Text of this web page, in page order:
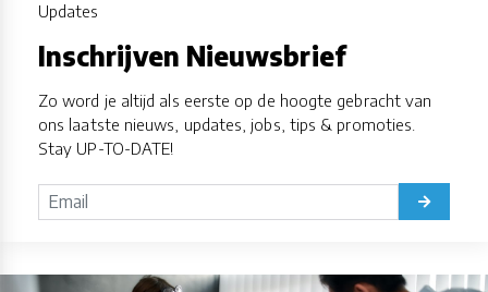
Updates
Inschrijven Nieuwsbrief
Zo word je altijd als eerste op de hoogte gebracht van
ons laatste nieuws, updates, jobs, tips & promoties.
Stay UP-TO-DATE!